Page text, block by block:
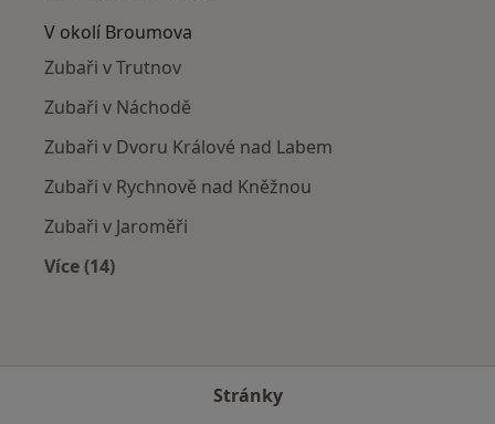
V okolí Broumova
Zubaři v Trutnov
Zubaři v Náchodě
Zubaři v Dvoru Králové nad Labem
Zubaři v Rychnově nad Kněžnou
Zubaři v Jaroměři
Více (14)
Stránky